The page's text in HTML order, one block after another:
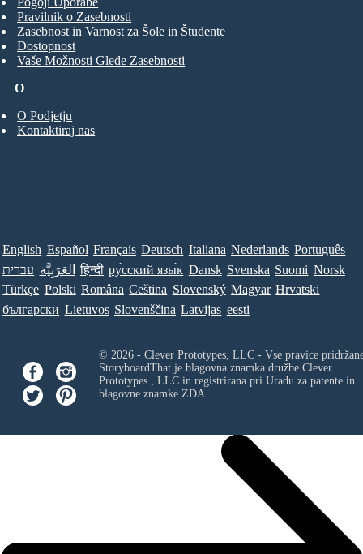
O
O Podjetju
Kontaktiraj nas
Pravilnik o Zasebnosti
Zasebnost in Varnost za Šole in Študente
Dostopnost
Vaše Možnosti Glede Zasebnosti
English Español Français Deutsch Italiana Nederlands Português
עברית العَرَبِيَّة हिन्दी ру́сский язы́к Dansk Svenska Suomi Norsk
Türkçe Polski Româna Ceština Slovenský Magyar Hrvatski
български Lietuvos Slovenščina Latvijas eesti
© 2026 - Clever Prototypes, LLC - Vse pravice
StoryboardThat je blagovna znamka družbe Clever
Prototypes , LLCin registrirana pri Uradu za patente in
blagovne znamke ZDA